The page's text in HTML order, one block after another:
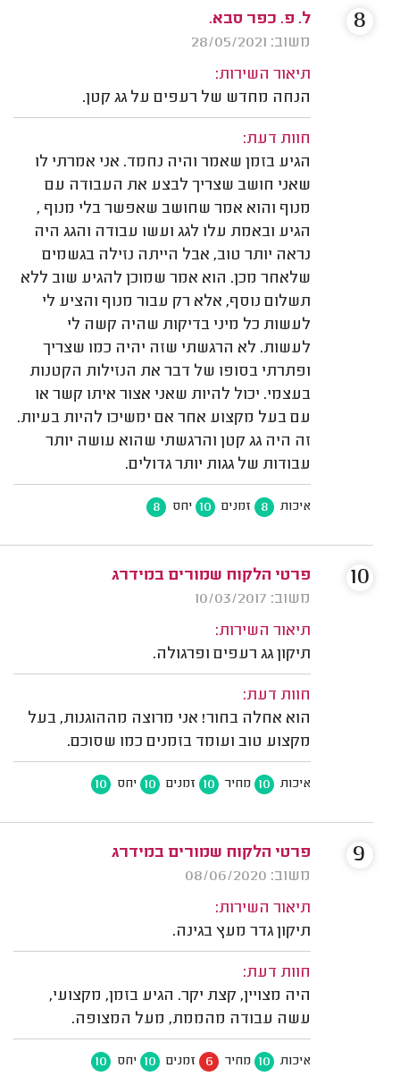
ל. פ. כפר סבא.
משוב: 28/05/2021
תיאור השירות:
הנחה מחדש של רעפים על גג קטן.
חוות דעת:
הגיע בזמן שאמר והיה נחמד. אני אמרתי לו
שאני חושב שצריך לבצע את העבודה עם
מנוף והוא אמר שחושב שאפשר בלי מנוף ,
הגיע ובאמת עלו לגג ועשו עבודה והגג היה
נראה יותר טוב, אבל הייתה נזילה בגשמים
שלאחר מכן. הוא אמר שמוכן להגיע שוב ללא
תשלום נוסף, אלא רק עבור מנוף והציע לי
לעשות כל מיני בדיקות שהיה קשה לי
לעשות. לא הרגשתי שזה יהיה כמו שצריך
ופתרתי בסופו של דבר את הנזילות הקטנות
בעצמי. יכול להיות שאני אצור איתו קשר או
עם בעל מקצוע אחר אם ימשיכו להיות בעיות.
זה היה גג קטן והרגשתי שהוא עושה יותר
עבודות של גגות יותר גדולים.
איכות 8 זמנים 10 יחס 8
8
פרטי הלקוח שמורים במידרג
משוב: 10/03/2017
תיאור השירות:
תיקון גג רעפים ופרגולה.
חוות דעת:
הוא אחלה בחור! אני מרוצה מההוגנות, בעל
מקצוע טוב ועומד בזמנים כמו שסוכם.
איכות 10 מחיר 10 זמנים 10 יחס 10
10
פרטי הלקוח שמורים במידרג
משוב: 08/06/2020
תיאור השירות:
תיקון גדר מעץ בגינה.
חוות דעת:
היה מצויין, קצת יקר. הגיע בזמן, מקצועי,
עשה עבודה מהממת, מעל המצופה.
איכות 10 מחיר 6 זמנים 10 יחס 10
9